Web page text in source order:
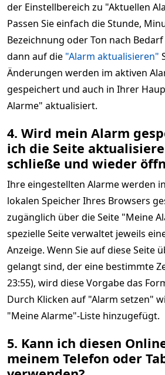
der Einstellbereich zu "Aktuellen
Passen Sie einfach die Stunde,
Bezeichnung oder Ton nach
dann auf die "Alarm aktualisieren"
Änderungen werden im aktiven
gespeichert und auch in Ihrer
Alarme" aktualisiert.
4. Wird mein Alarm
ich die Seite
schließe und wieder
Ihre eingestellten Alarme werden
lokalen Speicher Ihres Browsers
zugänglich über die Seite "Meine
spezielle Seite verwaltet jeweils
Anzeige. Wenn Sie auf diese Seite
gelangt sind, der eine bestimmte
23:55), wird diese Vorgabe das
Durch Klicken auf "Alarm setzen"
"Meine Alarme"-Liste hinzugefügt.
5. Kann ich diesen
meinem Telefon oder